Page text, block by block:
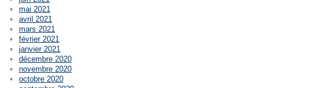
mai 2021
avril 2021
mars 2021
février 2021
janvier 2021
décembre 2020
novembre 2020
octobre 2020